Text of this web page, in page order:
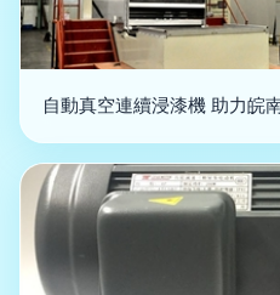
自動真空連續浸漆機 助力皖